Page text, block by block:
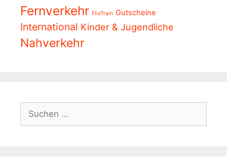
Fernverkehr FlixTrain Gutscheine
International Kinder & Jugendliche
Nahverkehr
nach: